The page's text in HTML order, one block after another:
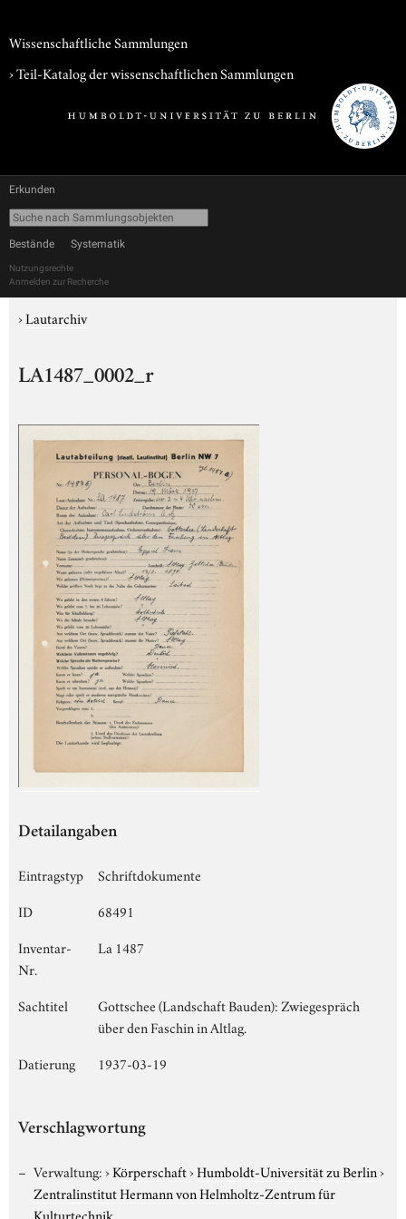
Wissenschaftliche Sammlungen
› Teil-Katalog der wissenschaftlichen Sammlungen
Erkunden
Bestände Systematik
Nutzungsrechte
Anmelden zur Recherche
›Lautarchiv
LA1487_0002_r
Detailangaben
Eintragstyp
Schriftdokumente
ID
68491
Inventar-
Nr.
La 1487
Sachtitel
Gottschee (Landschaft Bauden): Zwiegespräch
über den Faschin in Altlag.
Datierung
1937-03-19
Verschlagwortung
Verwaltung:›Körperschaft›Humboldt-Universität zu Berlin›
Zentralinstitut Hermann von Helmholtz-Zentrum für
Kulturtechnik